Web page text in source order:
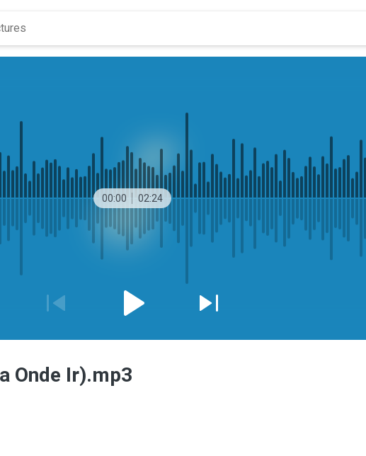
00:00 02:24
Onde Ir).mp3